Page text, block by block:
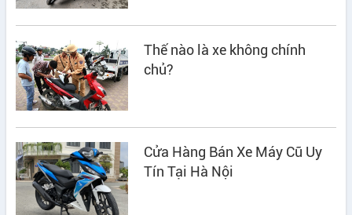
Thế nào là xe không chính
chủ?
Cửa Hàng Bán Xe Máy Cũ Uy
Tín Tại Hà Nội